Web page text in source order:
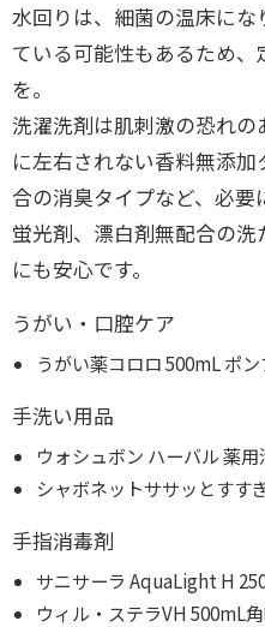
水回りは、細菌の温床に
ている可能性もあるため
を。
洗濯洗剤は肌刺激の恐れ
に左右されない香料無添
合の消臭タイプなど、必要
蛍光剤、漂白剤無配合の
にも安心です。
うがい・口腔ケア
うがい薬コロロ 500mL ポン
手洗い用品
ウォシュボン ハーバル 薬
シャボネットササッとすす
手指消毒剤
サニサーラ AquaLight H
ウィル・ステラVH 500mL